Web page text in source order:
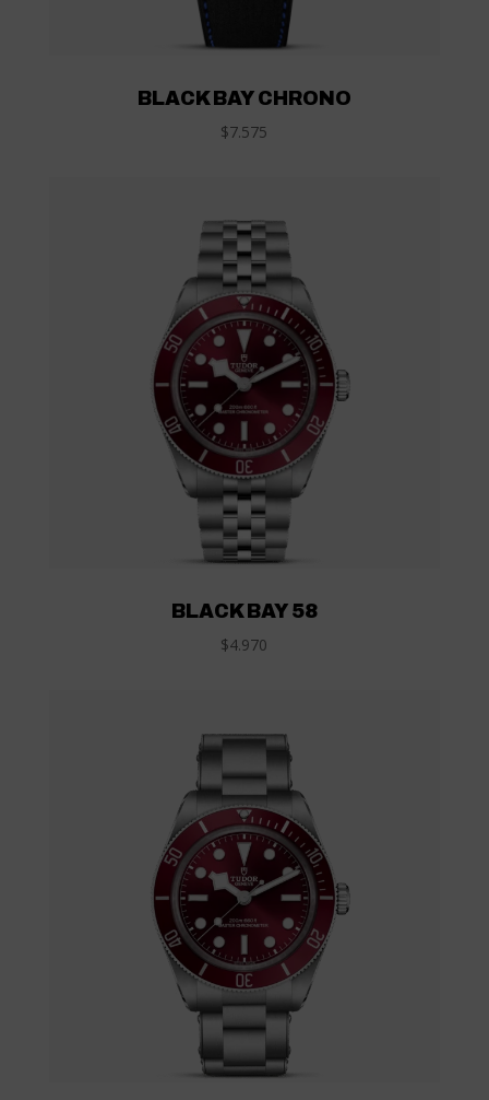
BLACK BAY CHRONO
$7.575
BLACK BAY 58
$4.970